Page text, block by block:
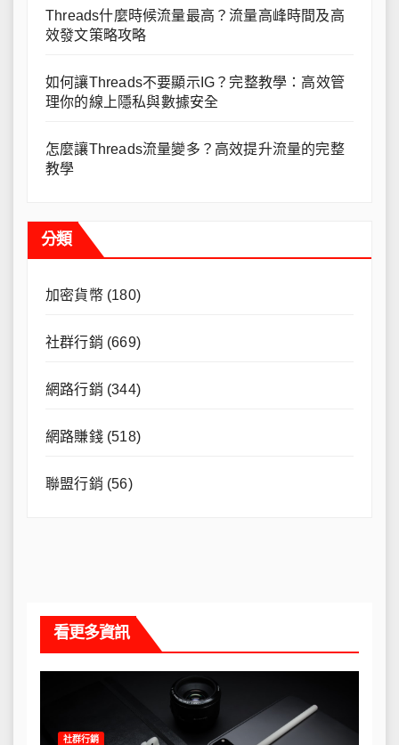
Threads什麼時候流量最高？流量高峰時間及高
效發文策略攻略
如何讓Threads不要顯示IG？完整教學：高效管
理你的線上隱私與數據安全
怎麼讓Threads流量變多？高效提升流量的完整
教學
分類
加密貨幣(180)
社群行銷 (669)
網路行銷 (344)
網路賺錢(518)
聯盟行銷 (56)
看更多資訊
社群行銷